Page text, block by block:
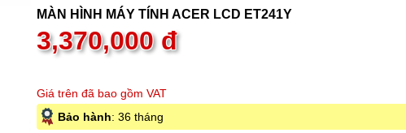
MÀN HÌNH MÁY TÍNH ACER LCD ET241Y
3,370,000đ
Giá trên đã bao gồm VAT
Bảo hành: 36 tháng